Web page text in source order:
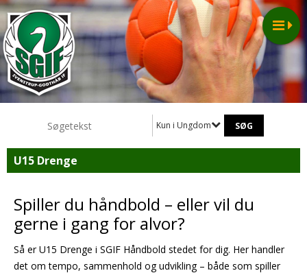
Kun i Ungdom
U15 Drenge
Spiller du håndbold – eller vil du
gerne i gang for alvor?
Så er U15 Drenge i SGIF Håndbold stedet for dig. Her handler
det om tempo, sammenhold og udvikling – både som spiller